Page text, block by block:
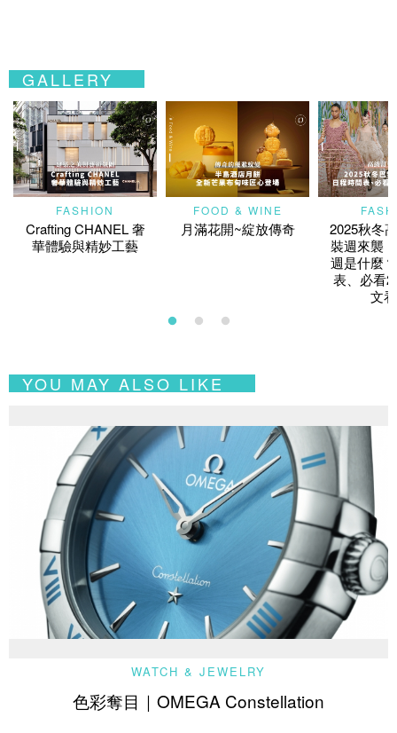
GALLERY
FASHION
Crafting CHANEL 奢
華體驗與精妙工藝
FOOD & WINE
月滿花開~綻放傳奇
2025秋冬
裝週來襲
週是什麼
表、必看
文
YOU MAY ALSO LIKE
WATCH & JEWELRY
色彩奪目｜OMEGA Constellation